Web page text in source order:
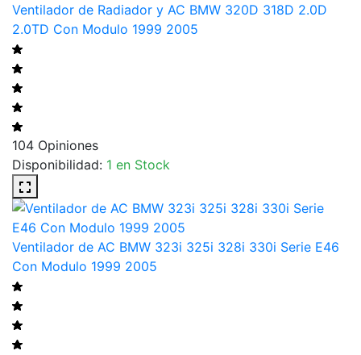
Ventilador de Radiador y AC BMW 320D 318D 2.0D
2.0TD Con Modulo 1999 2005
104 Opiniones
Disponibilidad: 1 en Stock
Ventilador de AC BMW 323i 325i 328i 330i Serie E46
Con Modulo 1999 2005